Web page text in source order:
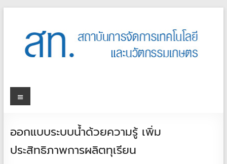
ออกแบบระบบน้ำด้วยความรู้ เพิ่ม
ประสิทธิภาพการผลิตทุเรียน